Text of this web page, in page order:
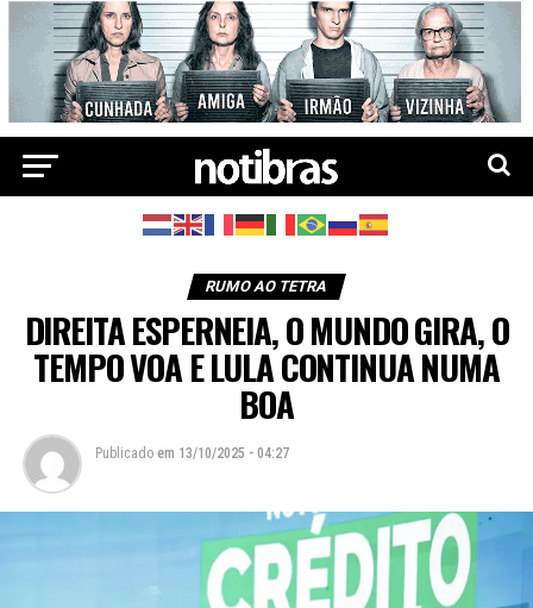
RUMO AO TETRA
DIREITA ESPERNEIA, O MUNDO GIRA, O
TEMPO VOA E LULA CONTINUA NUMA
BOA
Publicado em 13/10/2025 - 04:27